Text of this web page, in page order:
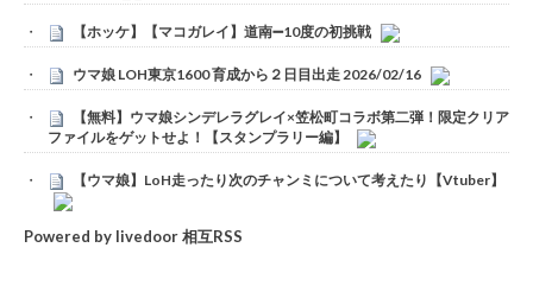
【ホッケ】【マコガレイ】道南➖10度の初挑戦
ウマ娘 LOH東京1600 育成から２日目出走 2026/02/16
【無料】ウマ娘シンデレラグレイ×笠松町コラボ第二弾！限定クリア
ファイルをゲットせよ！【スタンプラリー編】
【ウマ娘】LoH走ったり次のチャンミについて考えたり【Vtuber】
Powered by livedoor 相互RSS